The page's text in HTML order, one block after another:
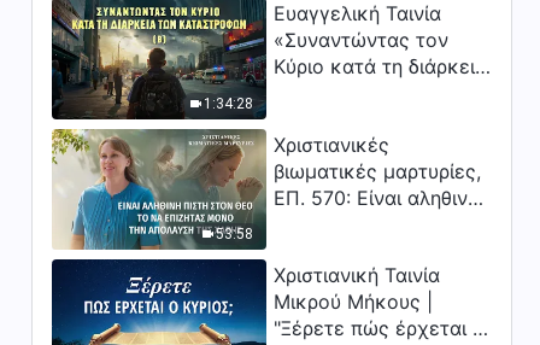
πάνω σε σύννεφο;»
1:34:28
Ευαγγελική Ταινία
«Συναντώντας τον
Κύριο κατά τη διάρκεια
«περίοδο μαζικής
εξαφάνισης». Οι
καταστροφές χτυπούν.
ανθρωπότητα. Έχεις
βρει τρόπο να
επιβιώσεις;
53:58
Χριστιανικές
βιωματικές μαρτυρίες,
ΕΠ. 570: Είναι αληθινή
απόλαυση της χάρης;
Χριστιανική Ταινία
Μικρού Μήκους |
"Ξέρετε πώς έρχεται ο